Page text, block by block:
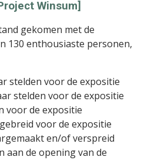
Winsum]
gekomen met de
130 enthousiaste personen,
stelden voor de expositie
stelden voor de expositie
voor de expositie
voor de expositie
en/of verspreid
aan de opening van de